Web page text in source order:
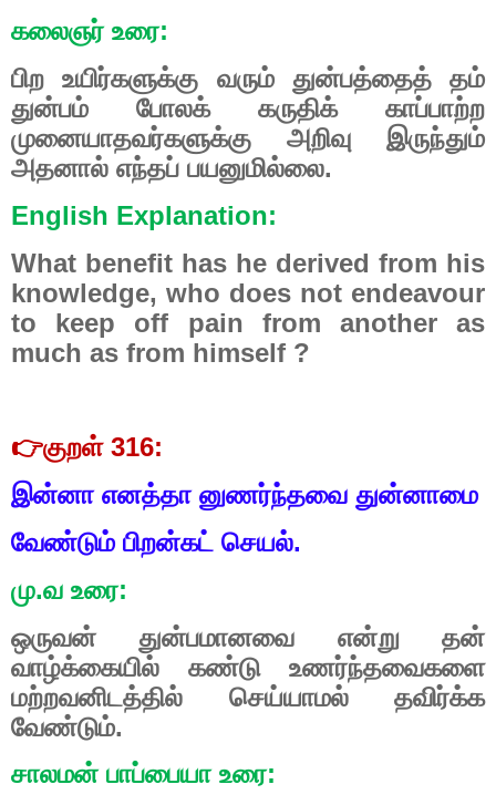
கலைஞர் உரை:
பிற உயிர்களுக்கு வரும் துன்பத்தைத் தம்
துன்பம் போலக் கருதிக் காப்பாற்ற
முனையாதவர்களுக்கு அறிவு இருந்தும்
அதனால் எந்தப் பயனுமில்லை.
English Explanation:
What benefit has he derived from his
knowledge, who does not endeavour
to keep off pain from another as
much as from himself ?
👉குறள் 316:
இன்னா எனத்தா னுணர்ந்தவை துன்னாமை
வேண்டும் பிறன்கட் செயல்.
மு.வ உரை:
ஒருவன் துன்பமானவை என்று தன்
வாழ்க்கையில் கண்டு உணர்ந்தவைகளை
மற்றவனிடத்தில் செய்யாமல் தவிர்க்க
வேண்டும்.
சாலமன் பாப்பையா உரை: